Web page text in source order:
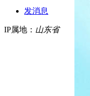
发消息
IP属地： 山东省